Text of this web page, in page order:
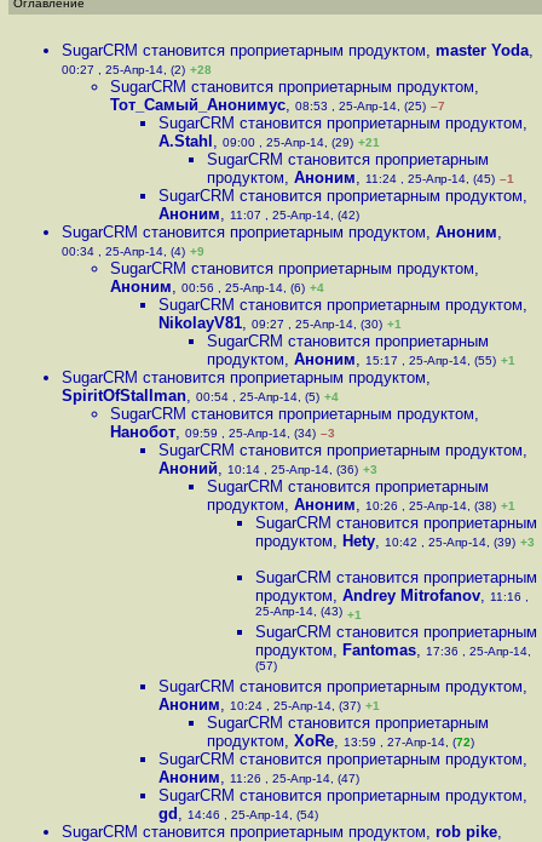
Оглавление
SugarCRM становится проприетарным продуктом, master Yoda,
00:27 , 25-Апр-14, (2) +28
SugarCRM становится проприетарным продуктом,
Тот_Самый_Анонимус, 08:53 , 25-Апр-14, (25) –7
SugarCRM становится проприетарным продуктом,
A.Stahl , 09:00 , 25-Апр-14, (29) +21
SugarCRM становится проприетарным
продуктом, Аноним, 11:24 , 25-Апр-14, (45) –1
SugarCRM становится проприетарным продуктом,
Аноним, 11:07 , 25-Апр-14, (42)
SugarCRM становится проприетарным продуктом, Аноним,
00:34 , 25-Апр-14, (4) +9
SugarCRM становится проприетарным продуктом,
Аноним, 00:56 , 25-Апр-14, (6) +4
SugarCRM становится проприетарным продуктом,
NikolayV81, 09:27 , 25-Апр-14, (30) +1
SugarCRM становится проприетарным
продуктом, Аноним, 15:17 , 25-Апр-14, (55) +1
SugarCRM становится проприетарным продуктом,
SpiritOfStallman, 00:54 , 25-Апр-14, (5) +4
SugarCRM становится проприетарным продуктом,
Нанобот, 09:59 , 25-Апр-14, (34) –3
SugarCRM становится проприетарным продуктом,
Аноний, 10:14 , 25-Апр-14, (36) +3
SugarCRM становится проприетарным
продуктом, Аноним, 10:26 , 25-Апр-14, (38) +1
SugarCRM становится проприетарным
продуктом, Hety, 10:42 , 25-Апр-14, (39) +3
SugarCRM становится проприетарным
продуктом, Andrey Mitrofanov, 11:16 ,
25-Апр-14, (43) +1
SugarCRM становится проприетарным
продуктом, Fantomas, 17:36 , 25-Апр-14,
(57)
SugarCRM становится проприетарным продуктом,
Аноним, 10:24 , 25-Апр-14, (37) +1
SugarCRM становится проприетарным
продуктом, XoRe, 13:59 , 27-Апр-14, (72)
SugarCRM становится проприетарным продуктом,
Аноним, 11:26 , 25-Апр-14, (47)
SugarCRM становится проприетарным продуктом,
gd , 14:46 , 25-Апр-14, (54)
SugarCRM становится проприетарным продуктом, rob pike,